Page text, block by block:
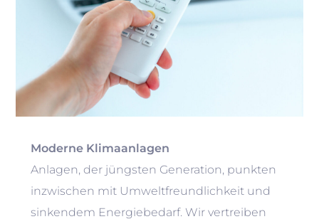
Moderne Klimaanlagen
Anlagen, der jüngsten Generation, punkten
inzwischen mit Umweltfreundlichkeit und
sinkendem Energiebedarf. Wir vertreiben